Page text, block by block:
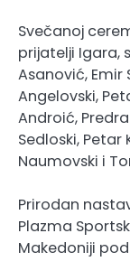
Svečanoj
prijatelji Igara,
Asanović, Emir
Angelovski,
Androić,
Sedloski,
Naumovski i
Prirodan
Plazma
Makedoniji